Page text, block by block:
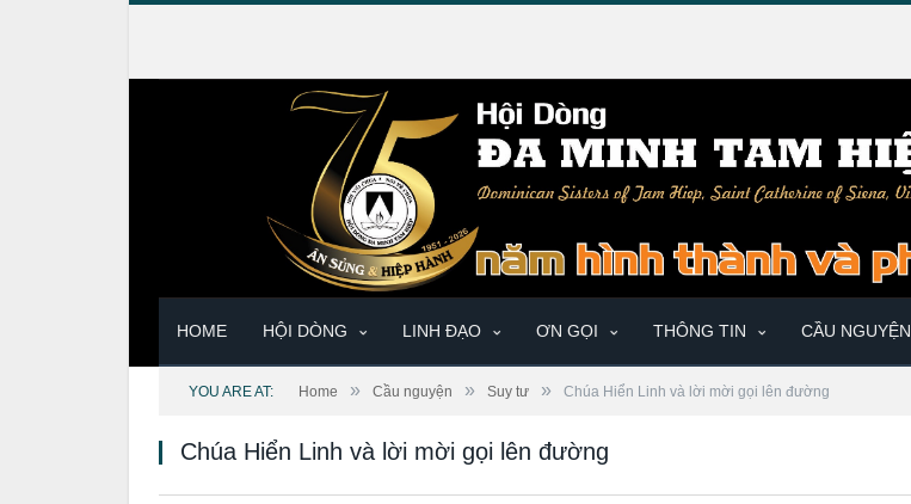
HOME HỘI DÒNG LINH ĐẠO ƠN GỌI THÔNG TIN CẦU NGUYỆN
YOU ARE AT: Home » Cầu nguyện » Suy tư » Chúa Hiển Linh và lời mời gọi lên đường
Chúa Hiển Linh và lời mời gọi lên đường